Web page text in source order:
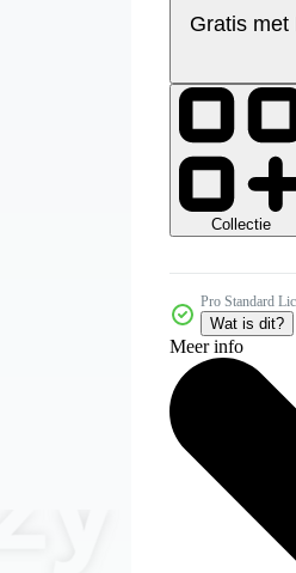
Gratis met
Collectie
Pro Standard
Wat is dit?
Meer info